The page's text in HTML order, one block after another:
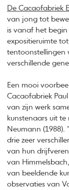
De Cacaofabriek
van jong tot
is vanaf het
expositieruimte
tentoonstellingen
verschillende
Een mooi
Cacaofabriek
van zijn werk
kunstenaars uit te
Neumann
drie zeer
van hun
van
van beeldende
observaties van